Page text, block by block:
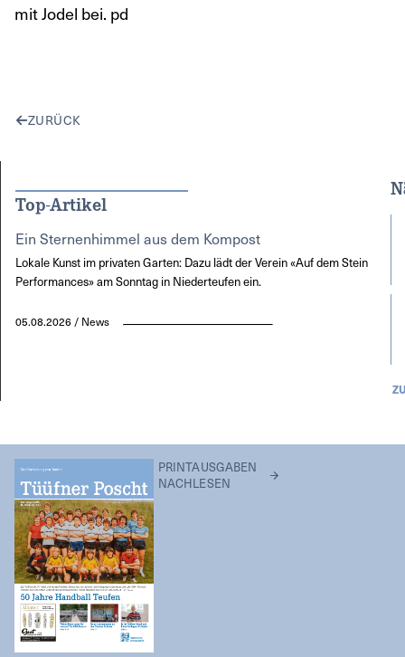
mit Jodel bei. pd
ZURÜCK
Top-Artikel
Ein Sternenhimmel aus dem Kompost
Lokale Kunst im privaten Garten: Dazu lädt der Verein «Auf dem Stein
Performances» am Sonntag in Niederteufen ein.
05.08.2026 / News
PRINTAUSGABEN
NACHLESEN